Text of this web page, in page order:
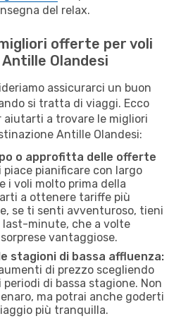
del relax.
offerte per voli
Olandesi
assicurarci un buon
si tratta di viaggi. Ecco
a trovare le migliori
Antille Olandesi:
o approfitta delle offerte
piace pianificare con largo
i voli molto prima della
a ottenere tariffe più
se ti senti avventuroso, tieni
last-minute, che a volte
vantaggiose.
stagioni di bassa affluenza:
di prezzo scegliendo
di bassa stagione. Non
ma potrai anche goderti
più tranquilla.